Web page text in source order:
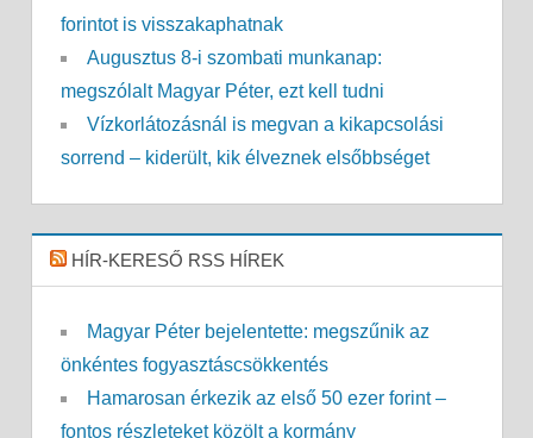
forintot is visszakaphatnak
Augusztus 8-i szombati munkanap:
megszólalt Magyar Péter, ezt kell tudni
Vízkorlátozásnál is megvan a kikapcsolási
sorrend – kiderült, kik élveznek elsőbbséget
HÍR-KERESŐ RSS HÍREK
Magyar Péter bejelentette: megszűnik az
önkéntes fogyasztáscsökkentés
Hamarosan érkezik az első 50 ezer forint –
fontos részleteket közölt a kormány